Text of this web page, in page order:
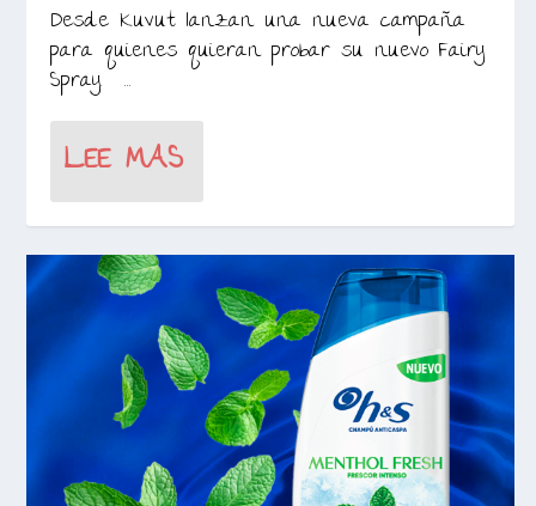
Desde Kuvut lanzan una nueva campaña
para quienes quieran probar su nuevo Fairy
Spray. ...
LEE MAS